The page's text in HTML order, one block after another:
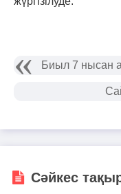
Биыл 7 нысан
Сәйкес